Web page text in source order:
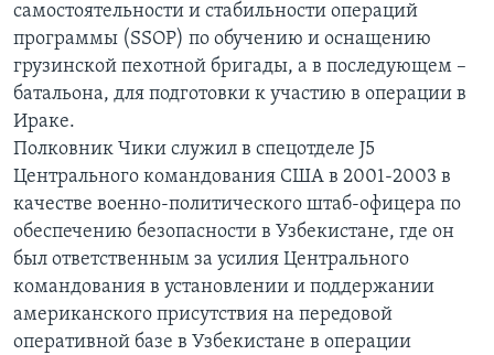
самостоятельности и стабильности операций
программы (SSOP) по обучению и оснащению
грузинской пехотной бригады, а в последующем –
батальона, для подготовки к участию в операции в
Ираке.
Полковник Чики служил в спецотделе J5
Центрального командования США в 2001-2003 в
качестве военно-политического штаб-офицера по
обеспечению безопасности в Узбекистане, где он
был ответственным за усилия Центрального
командования в установлении и поддержании
американского присутствия на передовой
оперативной базе в Узбекистане в операции